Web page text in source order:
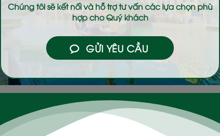
Chúng tôi sẽ kết nối và hỗ trợ tư vấn các lựa chọn phù
hợp cho Quý khách
GỬI YÊU CẦU